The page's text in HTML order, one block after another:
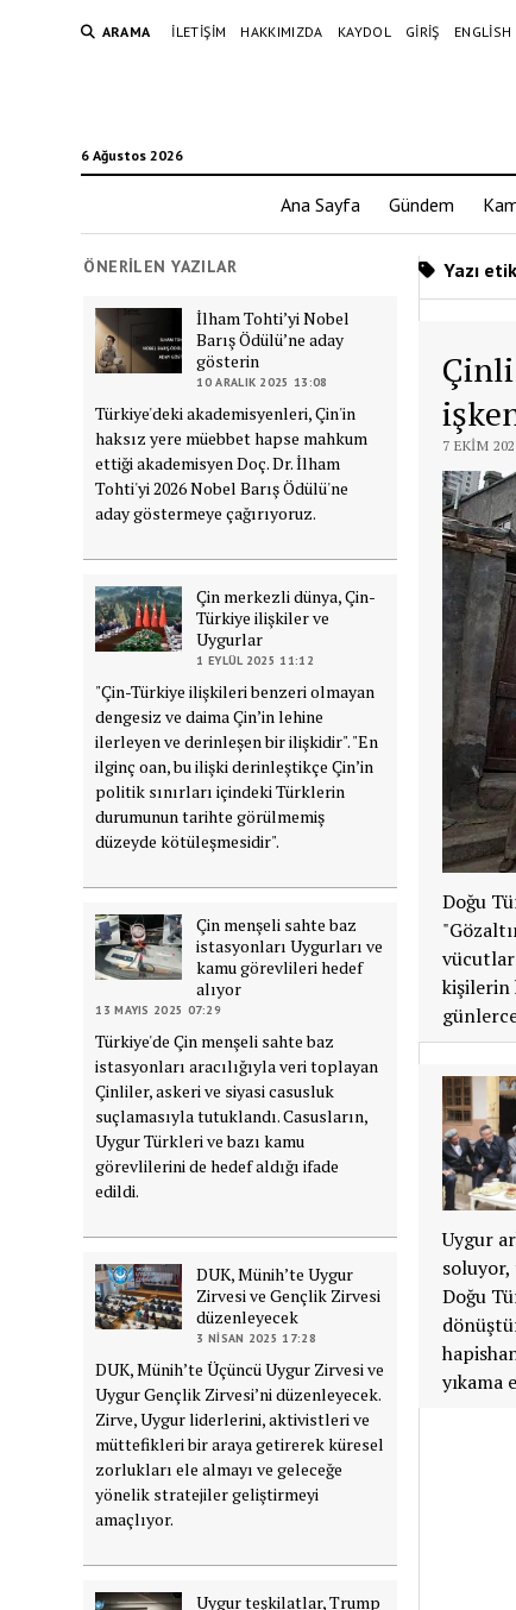
ARAMA İLETIŞIM HAKKIMIZDA KAYDOL GIRIŞ ENGLISH
6 Ağustos 2026
Ana Sayfa Gündem
ÖNERILEN YAZILAR
İlham Tohti’yi Nobel
Barış Ödülü’ne aday
gösterin
10 ARALIK 2025 13:08
Türkiye'deki akademisyenleri, Çin'in
haksız yere müebbet hapse mahkum
ettiği akademisyen Doç. Dr. İlham
Tohti'yi 2026 Nobel Barış Ödülü'ne
aday göstermeye çağırıyoruz.
Çin merkezli dünya, Çin-
Türkiye ilişkiler ve
Uygurlar
1 EYLÜL 2025 11:12
"Çin-Türkiye ilişkileri benzeri olmayan
dengesiz ve daima Çin’in lehine
ilerleyen ve derinleşen bir ilişkidir". "En
ilginç oan, bu ilişki derinleştikçe Çin’in
politik sınırları içindeki Türklerin
durumunun tarihte görülmemiş
düzeyde kötüleşmesidir".
Çin menşeli sahte baz
istasyonları Uygurları ve
kamu görevlileri hedef
alıyor
13 MAYIS 2025 07:29
Türkiye'de Çin menşeli sahte baz
istasyonları aracılığıyla veri toplayan
Çinliler, askeri ve siyasi casusluk
suçlamasıyla tutuklandı. Casusların,
Uygur Türkleri ve bazı kamu
görevlilerini de hedef aldığı ifade
edildi.
DUK, Münih’te Uygur
Zirvesi ve Gençlik Zirvesi
düzenleyecek
3 NISAN 2025 17:28
DUK, Münih’te Üçüncü Uygur Zirvesi ve
Uygur Gençlik Zirvesi’ni düzenleyecek.
Zirve, Uygur liderlerini, aktivistleri ve
müttefikleri bir araya getirerek küresel
zorlukları ele almayı ve geleceğe
yönelik stratejiler geliştirmeyi
amaçlıyor.
Uygur teşkilatlar, Trump
Yazı
Çinli
7 EKIM
Doğu
kişilerin
Uygur
soluyor,
Doğu
yıkama